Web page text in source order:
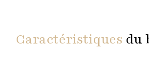
Caractéristiques du